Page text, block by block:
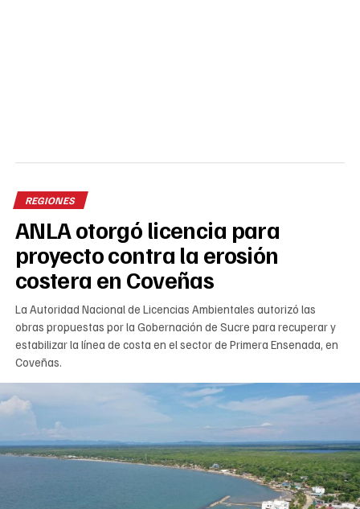
REGIONES
ANLA otorgó licencia para
proyecto contra la erosión
costera en Coveñas
La Autoridad Nacional de Licencias Ambientales autorizó las
obras propuestas por la Gobernación de Sucre para recuperar y
estabilizar la línea de costa en el sector de Primera Ensenada, en
Coveñas.